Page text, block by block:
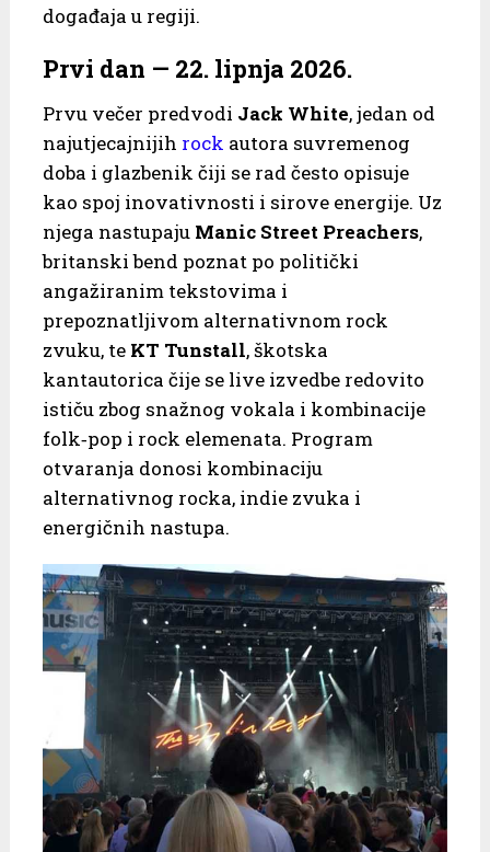
događaja u regiji.
Prvi dan — 22. lipnja 2026.
Prvu večer predvodi Jack White, jedan od
najutjecajnijih rock autora suvremenog
doba i glazbenik čiji se rad često opisuje
kao spoj inovativnosti i sirove energije. Uz
njega nastupaju Manic Street Preachers,
britanski bend poznat po politički
angažiranim tekstovima i
prepoznatljivom alternativnom rock
zvuku, te KT Tunstall, škotska
kantautorica čije se live izvedbe redovito
ističu zbog snažnog vokala i kombinacije
folk‑pop i rock elemenata. Program
otvaranja donosi kombinaciju
alternativnog rocka, indie zvuka i
energičnih nastupa.